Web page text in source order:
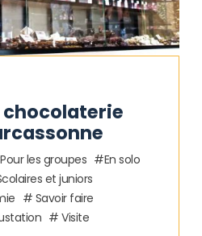
Pour les groupes
En solo
et juniors
Savoir faire
Visite